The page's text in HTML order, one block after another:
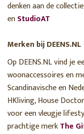
denken aan de
enStudioAT
Merken bij DEENS.NL
Op DEENS.NL vind je
woonaccessoires en
Scandinavische en
HKliving, House
voor een vleugje
prachtige merkThe